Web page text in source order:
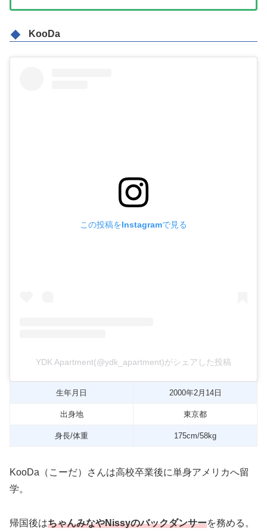
KooDa
この投稿をInstagramで見る
YDK Apartment(@ydk_apartment)がシェアした投稿
生年月日 2000年2月14日
出身地 東京都
身長/体重 175cm/58kg
KooDa（こーだ）さんは高校卒業後に単身アメリカへ留
学。
帰国後はちゃんみなやNissyのバックダンサーを務める。